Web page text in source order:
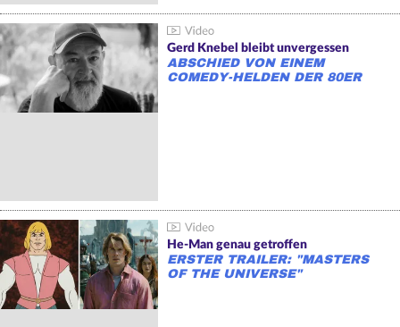
Gerd Knebel bleibt unvergessen
ABSCHIED VON EINEM
COMEDY-HELDEN DER 80ER
He-Man genau getroffen
ERSTER TRAILER: "MASTERS
OF THE UNIVERSE"